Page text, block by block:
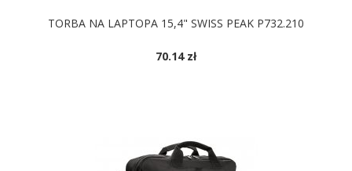
TORBA NA LAPTOPA 15,4" SWISS PEAK P732.210
70.14 zł